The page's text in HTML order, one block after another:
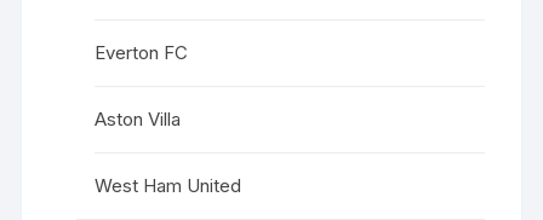
Everton FC
Aston Villa
West Ham United